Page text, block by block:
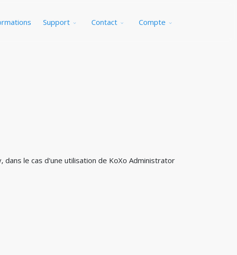
Support Contact Compte
le cas d'une utilisation de KoXo Administrator